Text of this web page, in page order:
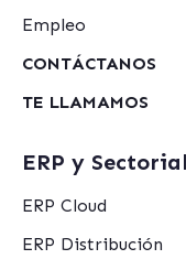
Empleo
CONTÁCTANOS
TE LLAMAMOS
ERP y Sectorial
ERP Cloud
ERP Distribución